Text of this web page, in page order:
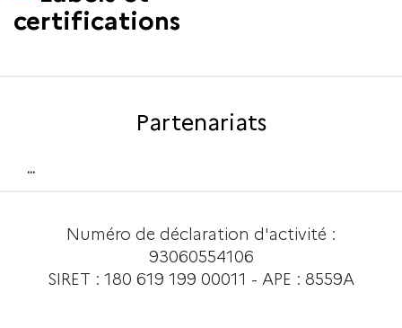
certifications
Partenariats
...
Numéro de déclaration d'activité :
93060554106
SIRET : 180 619 199 00011 - APE : 8559A